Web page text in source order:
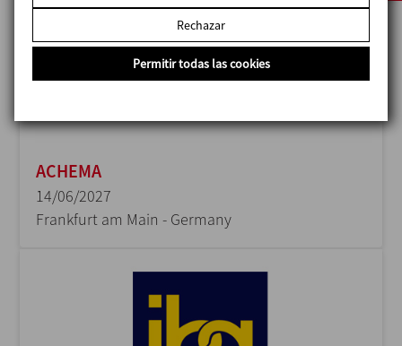
ACHEMA
14/06/2027
Frankfurt am Main - Germany
Rechazar
Permitir todas las cookies